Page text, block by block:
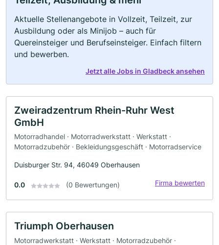
Aktuelle Stellenangebote in Vollzeit, Teilzeit, zur
Ausbildung oder als Minijob – auch für
Quereinsteiger und Berufseinsteiger. Einfach filtern
und bewerben.
Jetzt alle Jobs in Gladbeck ansehen
Zweiradzentrum Rhein-Ruhr West
GmbH
Motorradhandel · Motorradwerkstatt · Werkstatt ·
Motorradzubehör · Bekleidungsgeschäft · Motorradservice
Duisburger Str. 94, 46049 Oberhausen
0.0 (0 Bewertungen) Firma bewerten
Triumph Oberhausen
Motorradwerkstatt · Werkstatt · Motorradzubehör ·